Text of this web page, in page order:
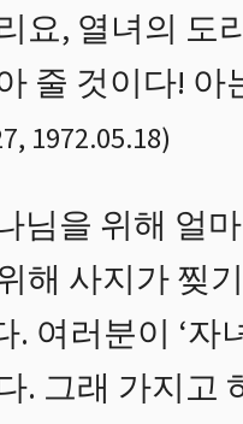
요, 열녀의 도
줄 것이다!
, 1972.05.18)
님을 위해 얼
해 사지가 찢
. 여러분이 ‘
. 그래 가지고